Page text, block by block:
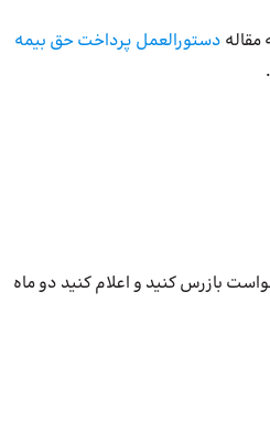
دستورالعمل پرداخت حق بیمه
درخواست بازرس کنید و اعلام کنید دو ماه